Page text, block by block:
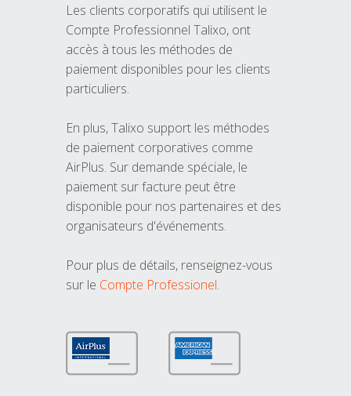
Les clients corporatifs qui utilisent le
Compte Professionnel Talixo, ont
accès à tous les méthodes de
paiement disponibles pour les clients
particuliers.
En plus, Talixo support les méthodes
de paiement corporatives comme
AirPlus. Sur demande spéciale, le
paiement sur facture peut être
disponible pour nos partenaires et des
organisateurs d'événements.
Pour plus de détails, renseignez-vous
sur le Compte Professionel.